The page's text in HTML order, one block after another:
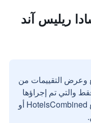
ريليس آند
وعرض التقييمات من
والتي تم إجراؤها
بواسطة مستخدمين حقيقيين مع HotelsCombined أو